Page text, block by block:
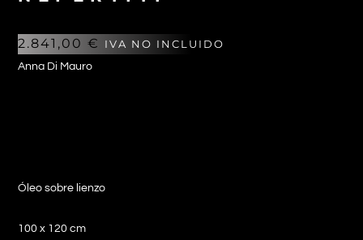
2.841,00€ IVA NO INCLUIDO
Anna Di Mauro
Óleo sobre lienzo
100 x 120 cm